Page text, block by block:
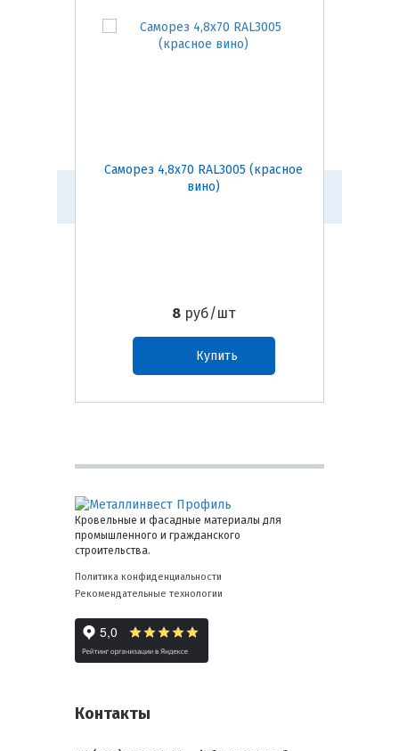
Саморез 4,8х70 RAL3005 (красное
вино)
8 руб/шт
Купить
Кровельные и фасадные материалы для
промышленного и гражданского
строительства.
Политика конфиденциальности
Рекомендательные технологии
Контакты